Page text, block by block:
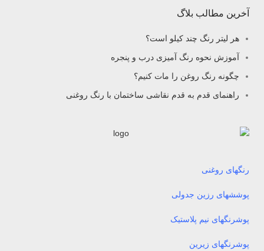
آخرین مطالب بلاگ
هر لیتر رنگ چند کیلو است؟
آموزش نحوه رنگ آمیزی درب و پنجره
چگونه رنگ روغن را مات کنیم؟
راهنمای قدم به قدم نقاشی ساختمان با رنگ روغنی
رنگهای روغنی
پوششهای رزین جدولی
پوشرنگهای نیم پلاستیک
پوشرنگهای زیرین